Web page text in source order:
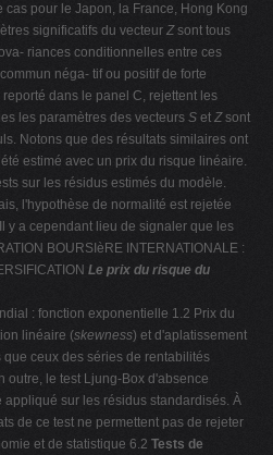
cas pour le Japon, la France, Hong Kong
significatifs du vecteur Zsont tous
riances conditionnelles entre ces
néga- tif ou positif de forte
dans le panel C, rejettent les
les paramètres des vecteurs S et Zsont
Notons que des résultats similaires ont
estimé avec un prix du risque linéaire.
sur les résidus estimés du modèle.
l'hypothèse de normalité est rejetée
y a cependant lieu de signaler que les
BOURSIèRE INTERNATIONALE :
Le prix du risque du
: fonction exponentielle 1.2 Prix du
linéaire (skewness) et d'aplatissement
que ceux des séries de rentabilités
outre, le test Ljung-Box d'absence
sur les résidus standardisés. À
de ce test ne permettent pas de rejeter
et de statistique 6.2 Tests de